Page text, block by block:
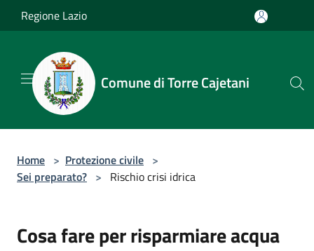
Salta al contenuto principale
Regione Lazio
Comune di Torre Cajetani
Home > Protezione civile >
Sei preparato? > Rischio crisi idrica
Cosa fare per risparmiare acqua